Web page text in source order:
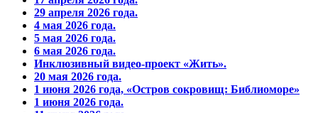
29 апреля 2026 года.
4 мая 2026 года.
5 мая 2026 года.
6 мая 2026 года.
Инклюзивный видео-проект «Жить».
20 мая 2026 года.
1 июня 2026 года, «Остров сокровищ: Библиоморе»
1 июня 2026 года.